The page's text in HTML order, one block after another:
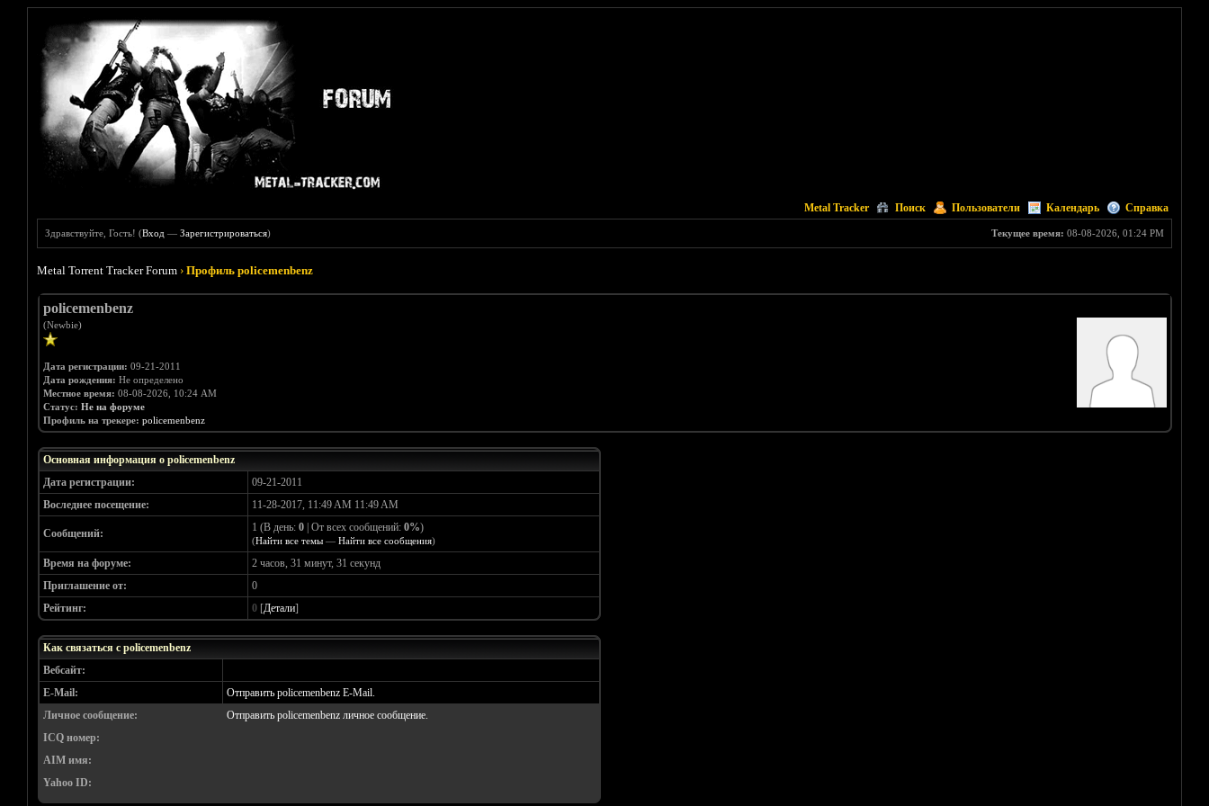
Metal Tracker Поиск Пользователи Календарь Справка
Текущее время: 08-08-2026, 01:24 PM
Здравствуйте, Гость! (Вход —Зарегистрироваться)
Metal Torrent Tracker Forum ›Профиль policemenbenz
policemenbenz
(Newbie)
Дата регистрации: 09-21-2011
Дата рождения: Не определено
Местное время: 08-08-2026, 10:24 AM
Статус: Не на форуме
Профиль на трекере: policemenbenz
Основная информация о policemenbenz
Дата регистрации:
09-21-2011
Воследнее посещение:
11-28-2017, 11:49 AM 11:49 AM
Сообщений: 1 (В день: 0| От всех сообщений: 0%)
(Найти все темы— Найти все сообщения)
Время на форуме:
2 часов, 31 минут, 31 секунд
Приглашение от:
0
Рейтинг:
0 [Детали]
Как связаться с policemenbenz
Вебсайт:
E-Mail:
Отправить policemenbenz E-Mail.
Личное сообщение:
Отправить policemenbenz личное сообщение.
ICQ номер:
AIM имя:
Yahoo ID: